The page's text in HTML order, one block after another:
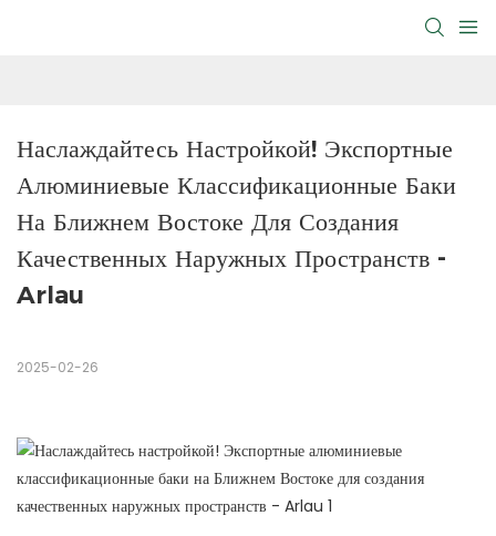
Наслаждайтесь Настройкой! Экспортные
Алюминиевые Классификационные Баки
На Ближнем Востоке Для Создания
Качественных Наружных Пространств -
Arlau
2025-02-26